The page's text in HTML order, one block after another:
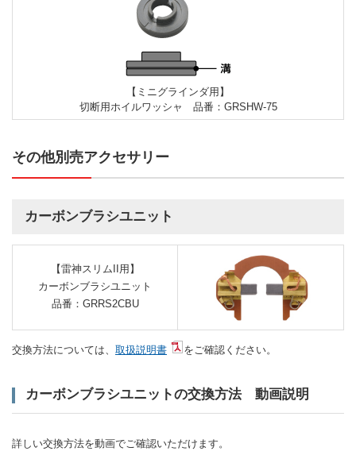
【ミニグラインダ用】
切断用ホイルワッシャ 品番：GRSHW-75
その他別売アクセサリー
カーボンブラシユニット
【雷神スリムII用】
カーボンブラシユニット
品番：GRRS2CBU
交換方法については、 取扱説明書 をご確認ください。
カーボンブラシユニットの交換方法 動画説明
詳しい交換方法を動画でご確認いただけます。